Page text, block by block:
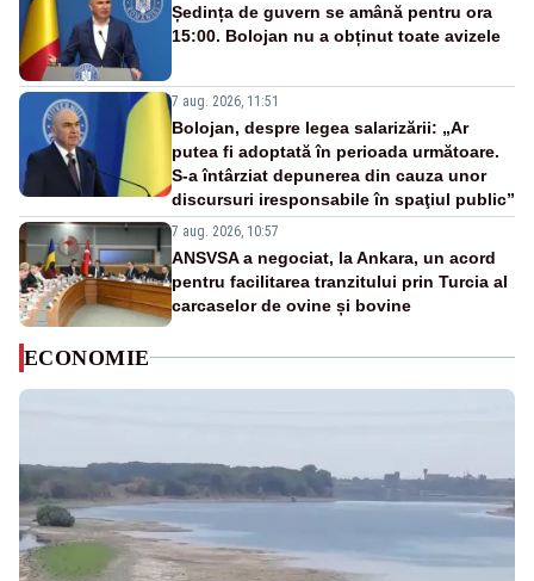
Ședința de guvern se amână pentru ora
15:00. Bolojan nu a obținut toate avizele
7 aug. 2026, 11:51
Bolojan, despre legea salarizării: „Ar
putea fi adoptată în perioada următoare.
S-a întârziat depunerea din cauza unor
discursuri iresponsabile în spaţiul public”
7 aug. 2026, 10:57
ANSVSA a negociat, la Ankara, un acord
pentru facilitarea tranzitului prin Turcia al
carcaselor de ovine și bovine
ECONOMIE